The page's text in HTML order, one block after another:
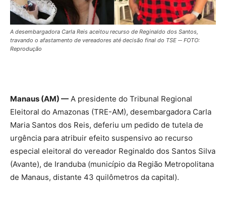
A desembargadora Carla Reis aceitou recurso de Reginaldo dos Santos,
travando o afastamento de vereadores até decisão final do TSE ─ FOTO:
Reprodução
Manaus (AM) — A presidente do Tribunal Regional
Eleitoral do Amazonas (TRE-AM), desembargadora Carla
Maria Santos dos Reis, deferiu um pedido de tutela de
urgência para atribuir efeito suspensivo ao recurso
especial eleitoral do vereador Reginaldo dos Santos Silva
(Avante), de Iranduba (município da Região Metropolitana
de Manaus, distante 43 quilômetros da capital).